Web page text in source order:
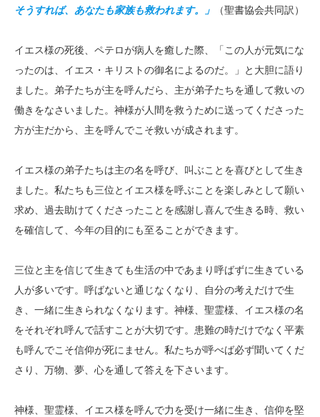
そうすれば、あなたも家族も救われます。」
（聖書協会共同訳）
イエス様の死後、ペテロが病人を癒した際、「この人が元気にな
ったのは、イエス・キリストの御名によるのだ。」と大胆に語り
ました。弟子たちが主を呼んだら、主が弟子たちを通して救いの
働きをなさいました。神様が人間を救うために送ってくださった
方が主だから、主を呼んでこそ救いが成されます。
イエス様の弟子たちは主の名を呼び、叫ぶことを喜びとして生き
ました。私たちも三位とイエス様を呼ぶことを楽しみとして願い
求め、過去助けてくださったことを感謝し喜んで生きる時、救い
を確信して、今年の目的にも至ることができます。
三位と主を信じて生きても生活の中であまり呼ばずに生きている
人が多いです。呼ばないと通じなくなり、自分の考えだけで生
き、一緒に生きられなくなります。神様、聖霊様、イエス様の名
をそれぞれ呼んで話すことが大切です。患難の時だけでなく平素
も呼んでこそ信仰が死にません。私たちが呼べば必ず聞いてくだ
さり、万物、夢、心を通して答えを下さいます。
神様、聖霊様、イエス様を呼んで力を受け一緒に生き、信仰を堅